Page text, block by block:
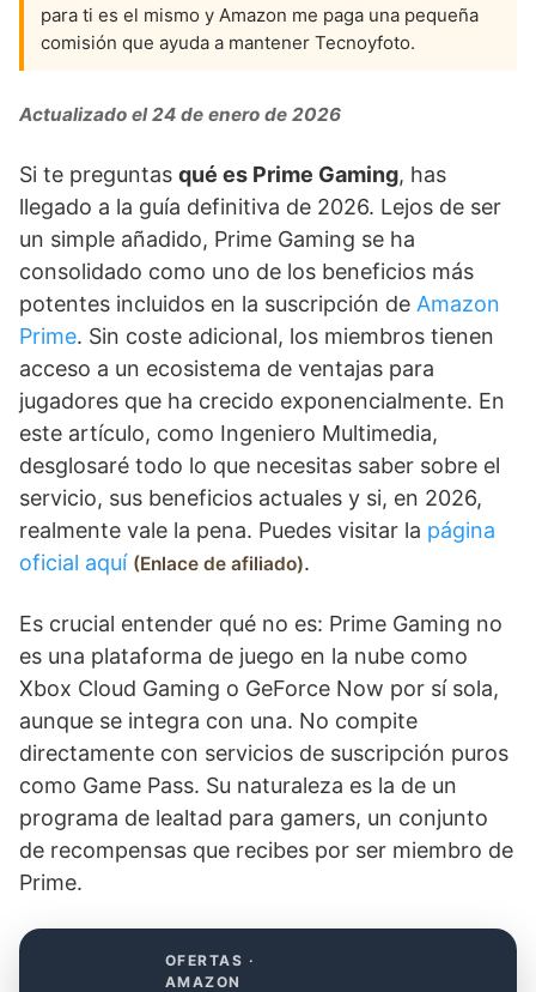
para ti es el mismo y Amazon me paga una pequeña
comisión que ayuda a mantener Tecnoyfoto.
Actualizado el 24 de enero de 2026
Si te preguntas qué es Prime Gaming, has
llegado a la guía definitiva de 2026. Lejos de ser
un simple añadido, Prime Gaming se ha
consolidado como uno de los beneficios más
potentes incluidos en la suscripción de Amazon
Prime. Sin coste adicional, los miembros tienen
acceso a un ecosistema de ventajas para
jugadores que ha crecido exponencialmente. En
este artículo, como Ingeniero Multimedia,
desglosaré todo lo que necesitas saber sobre el
servicio, sus beneficios actuales y si, en 2026,
realmente vale la pena. Puedes visitar la página
oficial aquí
Enlace de afiliado .
Es crucial entender qué no es: Prime Gaming no
es una plataforma de juego en la nube como
Xbox Cloud Gaming o GeForce Now por sí sola,
aunque se integra con una. No compite
directamente con servicios de suscripción puros
como Game Pass. Su naturaleza es la de un
programa de lealtad para gamers, un conjunto
de recompensas que recibes por ser miembro de
Prime.
OFERTAS ·
AMAZON